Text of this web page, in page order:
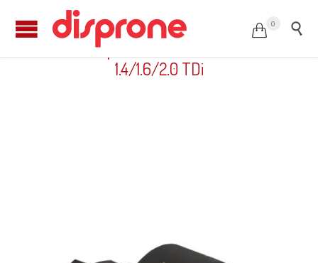
 0 
Extractor de polea de bomba diésel – VAG
1.4/1.6/2.0 TDi